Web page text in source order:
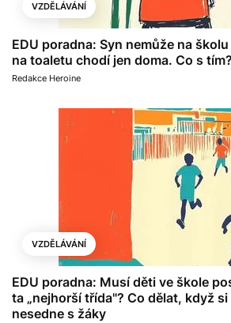
VZDĚLÁVÁNÍ
EDU poradna: Syn nemůže na
na toaletu chodí jen doma. Co s tím?
Redakce Heroine
VZDĚLÁVÁNÍ
EDU poradna: Musí děti ve škole
ta „nejhorší třída"? Co dělat, když
nesedne s žáky